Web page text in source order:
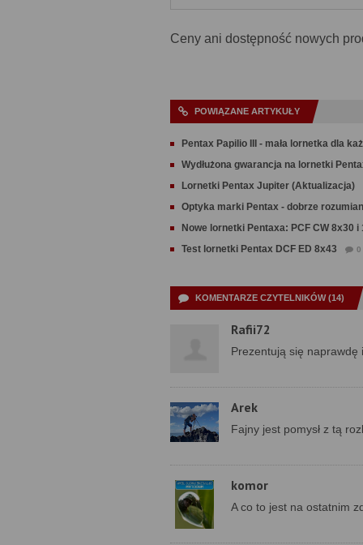
Ceny ani dostępność nowych
POWIĄZANE ARTYKUŁY
Pentax Papilio III - mała lornetka dla
Wydłużona gwarancja na lornetki
Lornetki Pentax Jupiter (Aktualizacja)
Optyka marki Pentax - dobrze
Nowe lornetki Pentaxa: PCF CW 8x30 i
Test lornetki Pentax DCF ED 8x43
0
KOMENTARZE CZYTELNIKÓW (14)
Rafii72
Prezentują się
Arek
Fajny jest pomysł z tą
komor
A co to jest na ostatnim